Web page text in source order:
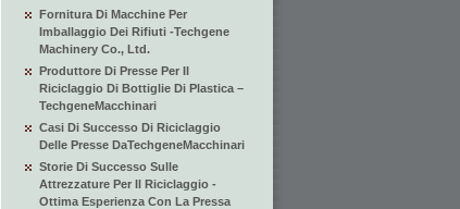
Fornitura Di Macchine Per
Imballaggio Dei Rifiuti -Techgene
Machinery Co., Ltd.
Produttore Di Presse Per Il
Riciclaggio Di Bottiglie Di Plastica –
TechgeneMacchinari
Casi Di Successo Di Riciclaggio
Delle Presse DaTechgeneMacchinari
Storie Di Successo Sulle
Attrezzature Per Il Riciclaggio -
Ottima Esperienza Con La Pressa